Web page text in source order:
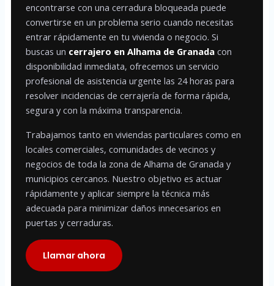
encontrarse con una cerradura bloqueada puede
convertirse en un problema serio cuando necesitas
entrar rápidamente en tu vivienda o negocio. Si
buscas un cerrajero en Alhama de Granadacon
disponibilidad inmediata, ofrecemos un servicio
profesional de asistencia urgente las 24 horas para
resolver incidencias de cerrajería de forma rápida,
segura y con la máxima transparencia.
Trabajamos tanto en viviendas particulares como en
locales comerciales, comunidades de vecinos y
negocios de toda la zona de Alhama de Granada y
municipios cercanos. Nuestro objetivo es actuar
rápidamente y aplicar siempre la técnica más
adecuada para minimizar daños innecesarios en
puertas y cerraduras.
Llamar ahora